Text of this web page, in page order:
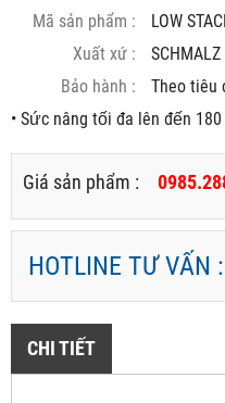
Mã sản phẩm :
LOW
Xuất xứ :
SCHMALZ
Bảo hành :
Theo tiêu
• Sức nâng tối đa lên đến 180
Giá sản phẩm :
HOTLINE TƯ VẤN :
CHI TIẾT